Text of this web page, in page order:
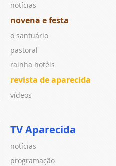
notícias
novena e festa
o santuário
pastoral
rainha hotéis
revista de aparecida
vídeos
TV Aparecida
notícias
programação